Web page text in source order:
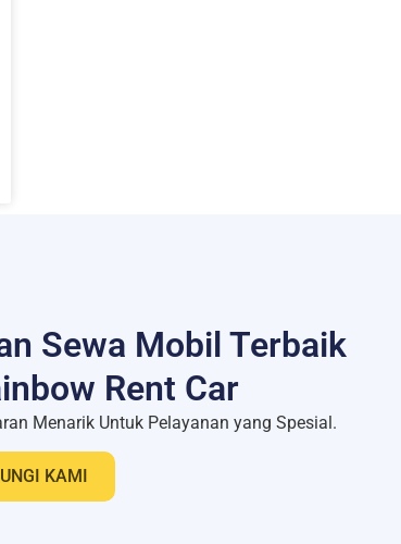
Sewa Mobil Terbaik
Rent Car
Menarik Untuk Pelayanan yang Spesial.
KAMI